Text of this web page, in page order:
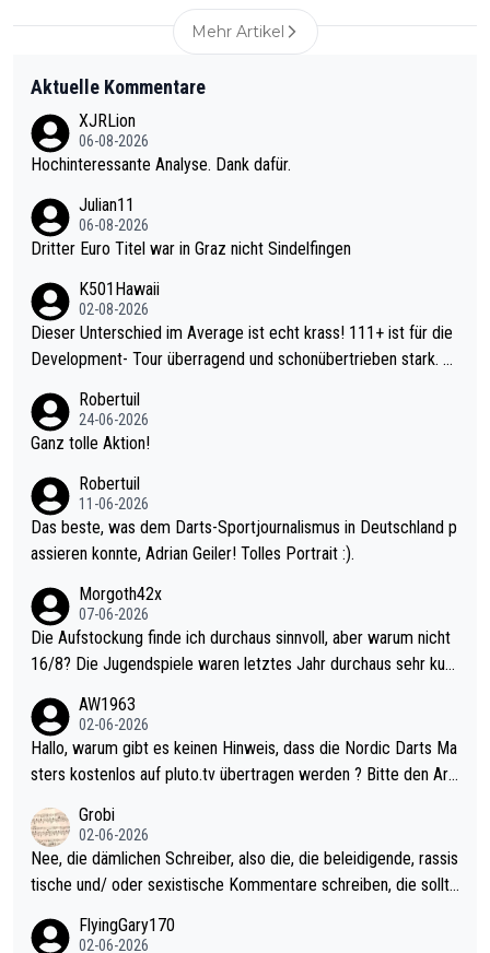
Mehr Artikel
Aktuelle Kommentare
XJRLion
06-08-2026
Hochinteressante Analyse. Dank dafür.
Julian11
06-08-2026
Dritter Euro Titel war in Graz nicht Sindelfingen
K501Hawaii
02-08-2026
Dieser Unterschied im Average ist echt krass! 111+ ist für die
Development- Tour überragend und schonübertrieben stark. U
mal 40+ erst recht. Da gewinnst keinen Blumentopf - ist ja noc
h krasser wie ein Pokalspiel eines Kreisligisten vs einem Bund
Robertuil
24-06-2026
Ganz tolle Aktion!
Robertuil
11-06-2026
Das beste, was dem Darts-Sportjournalismus in Deutschland p
assieren konnte, Adrian Geiler! Tolles Portrait :).
Morgoth42x
07-06-2026
Die Aufstockung finde ich durchaus sinnvoll, aber warum nicht
16/8? Die Jugendspiele waren letztes Jahr durchaus sehr kurz
Allerdings ist Mitchell Lawrie als Nummer 1 der Welt eh qualifi
ziert. Somit ändert die automatische Qualifikation des Weltmei
sters erstmal nichts. Ich denke sie wollen damit für nächstes J
ohl wenig WDF Turniere spielen. Dies war bei Archie Self letzt
es Jahr der Fall. Er musste als amtierender Weltmeister durch
den Qualifier und ich glaube kaum, dass Mitchel sich das (in Ve
gas) antun würde, wenn er doch eigentlich die PDC-WM als Zi
el hat.
AW1963
02-06-2026
Hallo, warum gibt es keinen Hinweis, dass die Nordic Darts Ma
sters kostenlos auf pluto.tv übertragen werden ? Bitte den Arti
Grobi
02-06-2026
Nee, die dämlichen Schreiber, also die, die beleidigende, rassis
tische und/ oder sexistische Kommentare schreiben, die sollte
s Leben in den Griff kriegen. Nur eins wundert mich: Luke Little
FlyingGary170
02-06-2026